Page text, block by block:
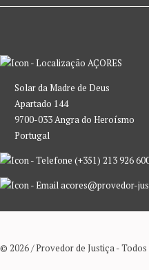
AÇORES
Solar da Madre de Deus
Apartado 144
9700-033 Angra do Heroísmo
Portugal
(+351) 213 926
acores@provedor-
© 2026 / Provedor de Justiça -